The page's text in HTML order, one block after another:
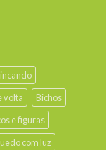
volta
Bichos
e figuras
com luz